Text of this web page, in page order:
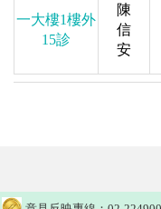
一大樓1樓外
15診
陳
信
安